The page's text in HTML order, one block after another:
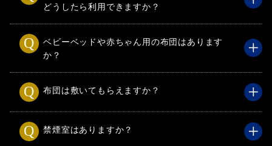
どうしたら利用できますか？
ベビーベッドや赤ちゃん用の布団はあります
か？
布団は敷いてもらえますか？
禁煙室はありますか？